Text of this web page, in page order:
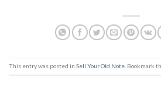
This entry was posted in Sell Your Old Note . Bookmark